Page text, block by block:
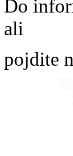
Do
ali
pojdite